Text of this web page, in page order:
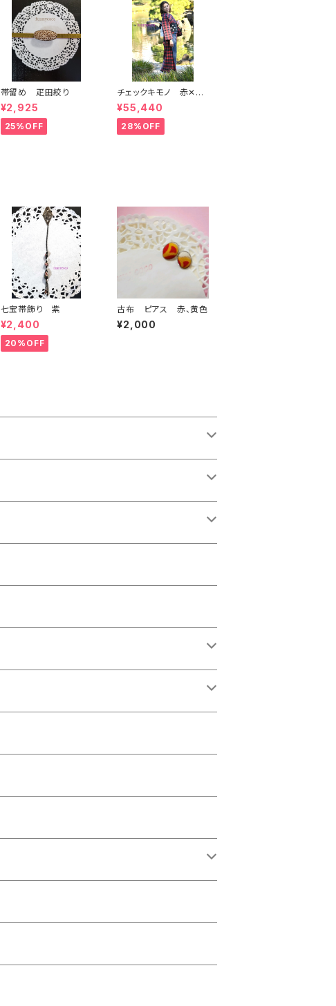
帯留め 疋田絞り
¥2,925
25%OFF
チェックキモノ 赤✕紺
デニム
¥55,440
28%OFF
七宝帯飾り 紫
¥2,400
20%OFF
古布 ピアス 赤、黄色
¥2,000